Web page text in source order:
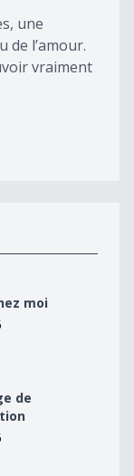
une
de l’amour.
vraiment
moi
de